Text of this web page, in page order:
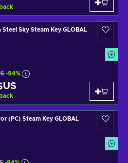
Steel Sky Steam Key GLOBAL
-94%
(PC) Steam Key GLOBAL